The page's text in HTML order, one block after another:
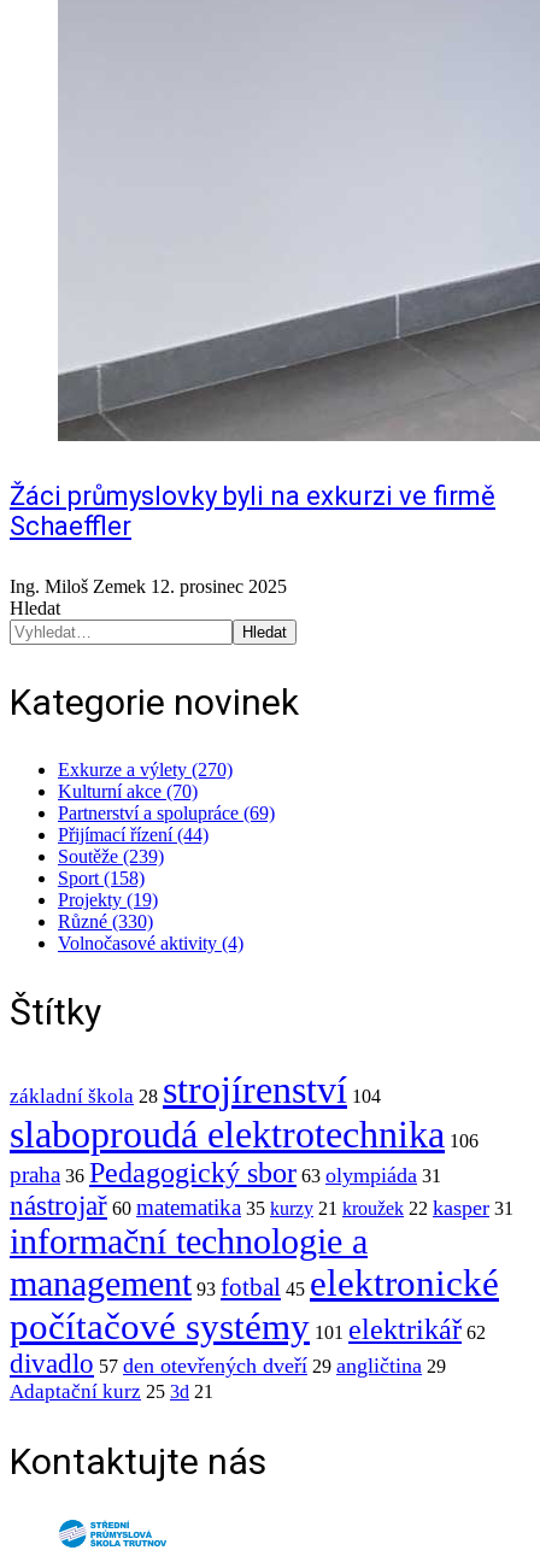
Žáci průmyslovky byli na exkurzi ve firmě
Schaeffler
Ing. Miloš Zemek 12. prosinec 2025
Hledat
Hledat
Kategorie novinek
Exkurze a výlety (270)
Kulturní akce (70)
Partnerství a spolupráce (69)
Přijímací řízení (44)
Soutěže (239)
Sport (158)
Projekty (19)
Různé (330)
Volnočasové aktivity (4)
Štítky
základní škola 28 strojírenství 104
slaboproudá elektrotechnika 106
praha 36 Pedagogický sbor 63 olympiáda 31
nástrojař 60 matematika 35 kurzy 21 kroužek 22 kasper 31
informační technologie a
management 93 fotbal 45 elektronické
počítačové systémy 101 elektrikář 62
divadlo 57 den otevřených dveří 29 angličtina 29
Adaptační kurz 25 3d 21
Kontaktujte nás